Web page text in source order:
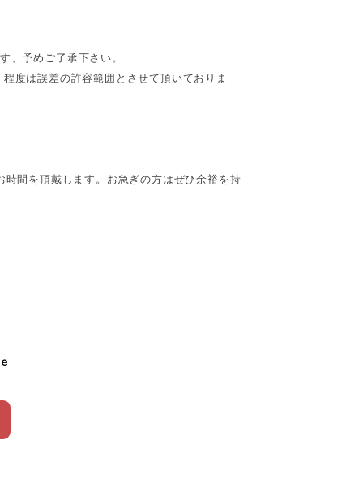
、予めご了承下さい。
度は誤差の許容範囲とさせて頂いておりま
間を頂戴します。お急ぎの方はぜひ余裕を持